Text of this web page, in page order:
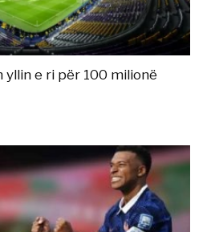
yllin e ri për 100 milionë